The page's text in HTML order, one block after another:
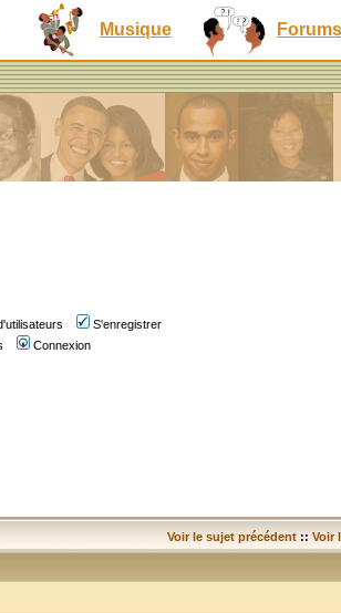
Musique Forums
S'enregistrer
Connexion
Voir le sujet précédent :: Voir